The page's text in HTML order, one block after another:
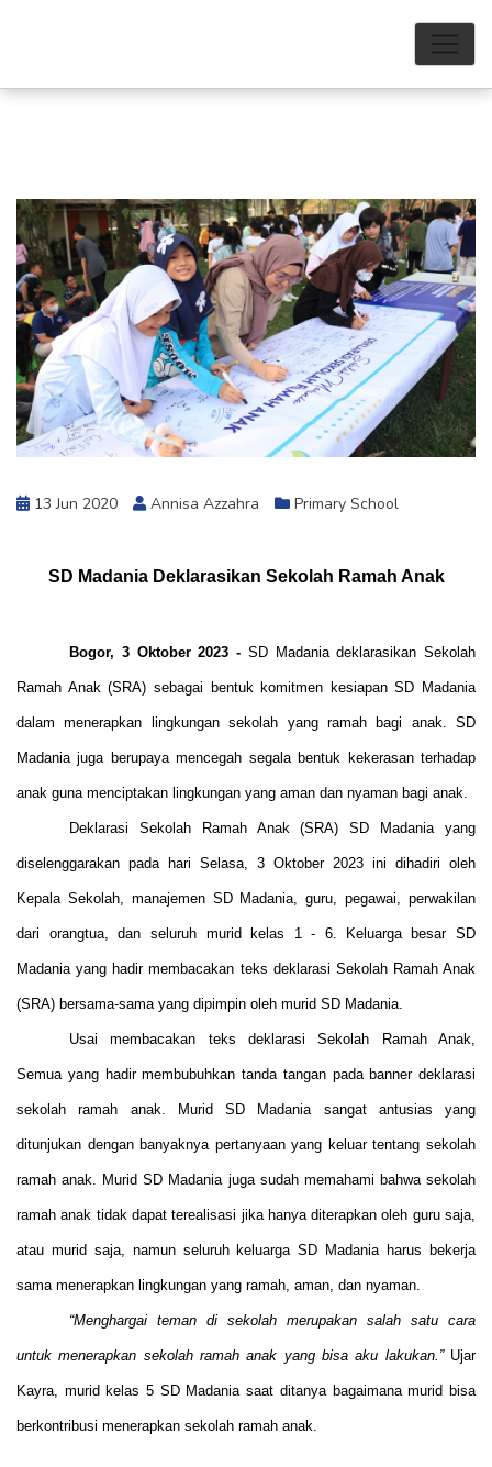
13 Jun 2020 Annisa Azzahra Primary School
SD Madania Deklarasikan Sekolah Ramah Anak
Bogor, 3 Oktober 2023 - SD Madania deklarasikan Sekolah
Ramah Anak (SRA) sebagai bentuk komitmen kesiapan SD Madania
dalam menerapkan lingkungan sekolah yang ramah bagi anak. SD
Madania juga berupaya mencegah segala bentuk kekerasan terhadap
anak guna menciptakan lingkungan yang aman dan nyaman bagi anak.
Deklarasi Sekolah Ramah Anak (SRA) SD Madania yang
diselenggarakan pada hari Selasa, 3 Oktober 2023 ini dihadiri oleh
Kepala Sekolah, manajemen SD Madania, guru, pegawai, perwakilan
dari orangtua, dan seluruh murid kelas 1 - 6. Keluarga besar SD
Madania yang hadir membacakan teks deklarasi Sekolah Ramah Anak
(SRA) bersama-sama yang dipimpin oleh murid SD Madania.
Usai membacakan teks deklarasi Sekolah Ramah Anak,
Semua yang hadir membubuhkan tanda tangan pada banner deklarasi
sekolah ramah anak. Murid SD Madania sangat antusias yang
ditunjukan dengan banyaknya pertanyaan yang keluar tentang sekolah
ramah anak. Murid SD Madania juga sudah memahami bahwa sekolah
ramah anak tidak dapat terealisasi jika hanya diterapkan oleh guru saja,
atau murid saja, namun seluruh keluarga SD Madania harus bekerja
sama menerapkan lingkungan yang ramah, aman, dan nyaman.
“Menghargai teman di sekolah merupakan salah satu cara
untuk menerapkan sekolah ramah anak yang bisa aku lakukan.”Ujar
Kayra, murid kelas 5 SD Madania saat ditanya bagaimana murid bisa
berkontribusi menerapkan sekolah ramah anak.